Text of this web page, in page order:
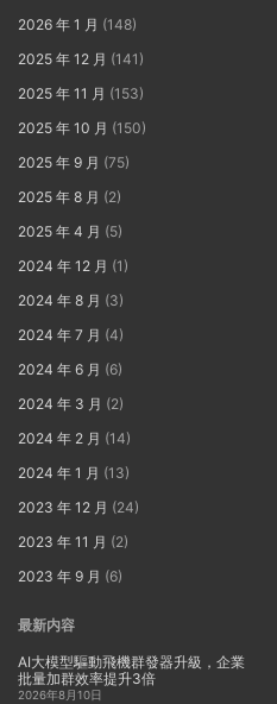
2026 年 1 月 (148)
2025 年 12 月 (141)
2025 年 11 月 (153)
2025 年 10 月 (150)
2025 年 9 月 (75)
2025 年 8 月 (2)
2025 年 4 月 (5)
2024 年 12 月 (1)
2024 年 8 月 (3)
2024 年 7 月 (4)
2024 年 6 月 (6)
2024 年 3 月 (2)
2024 年 2 月 (14)
2024 年 1 月 (13)
2023 年 12 月 (24)
2023 年 11 月 (2)
2023 年 9 月 (6)
最新内容
AI大模型驅動飛機群發器升級，企業
批量加群效率提升3倍
2026年8月10日